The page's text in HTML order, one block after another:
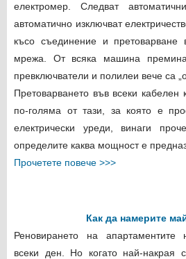
електромер. Следват
автоматично изключват
късо съединение и претоварване
мрежа. От всяка машина
превключватели и полилеи вече са
Претоварването във всеки
по-голяма от тази, за която е
електрически уреди, винаги
определите каква мощност е
Прочетете повече >>>
Как да намерите
Реновирането на
всеки ден. Но когато най-накрая